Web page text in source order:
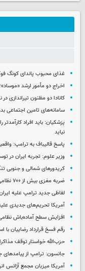
غذای محبوب پاندای کونگ
اخراج دو مأمور ارشد
کانادا دو مظنون تیراندازی
سامانه‌های تامین اجتماعی
پزشکیان: باید افراد
نیاید
پاسخ قالیباف به ترامپ:
وزیر علوم: تجربه ایران در
کریدورهای شمالی و جنوبی
ضربه مغزی بیش از ۷۰۰ نظامی آمریکایی در حملات ایران
لفاظی جدید ترامپ علیه
آمریکا تحریم‌های جدیدی
افزایش سطح آماده‌باش
رقم فسخ قرارداد رضاییان با استقلال فقط
حزب‌الله خواستار توقف
جانسون: ترامپ از پیامدهای
آمریکا میزبان مجمع آژانس